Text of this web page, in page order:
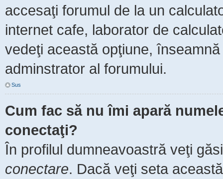
accesaţi forumul de la un
internet cafe, laborator de
vedeţi această opţiune,
adminstrator al forumului.
Sus
Cum fac să nu îmi apară
conectaţi?
În profilul dumneavoastră veţi
conectare. Dacă veţi seta